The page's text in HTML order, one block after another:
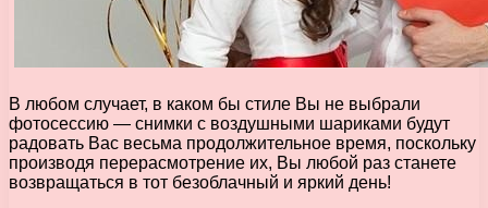
В любом случает, в каком бы стиле Вы не выбрали
фотосессию — снимки с воздушными шариками будут
радовать Вас весьма продолжительное время, поскольку
производя перерасмотрение их, Вы любой раз станете
возвращаться в тот безоблачный и яркий день!